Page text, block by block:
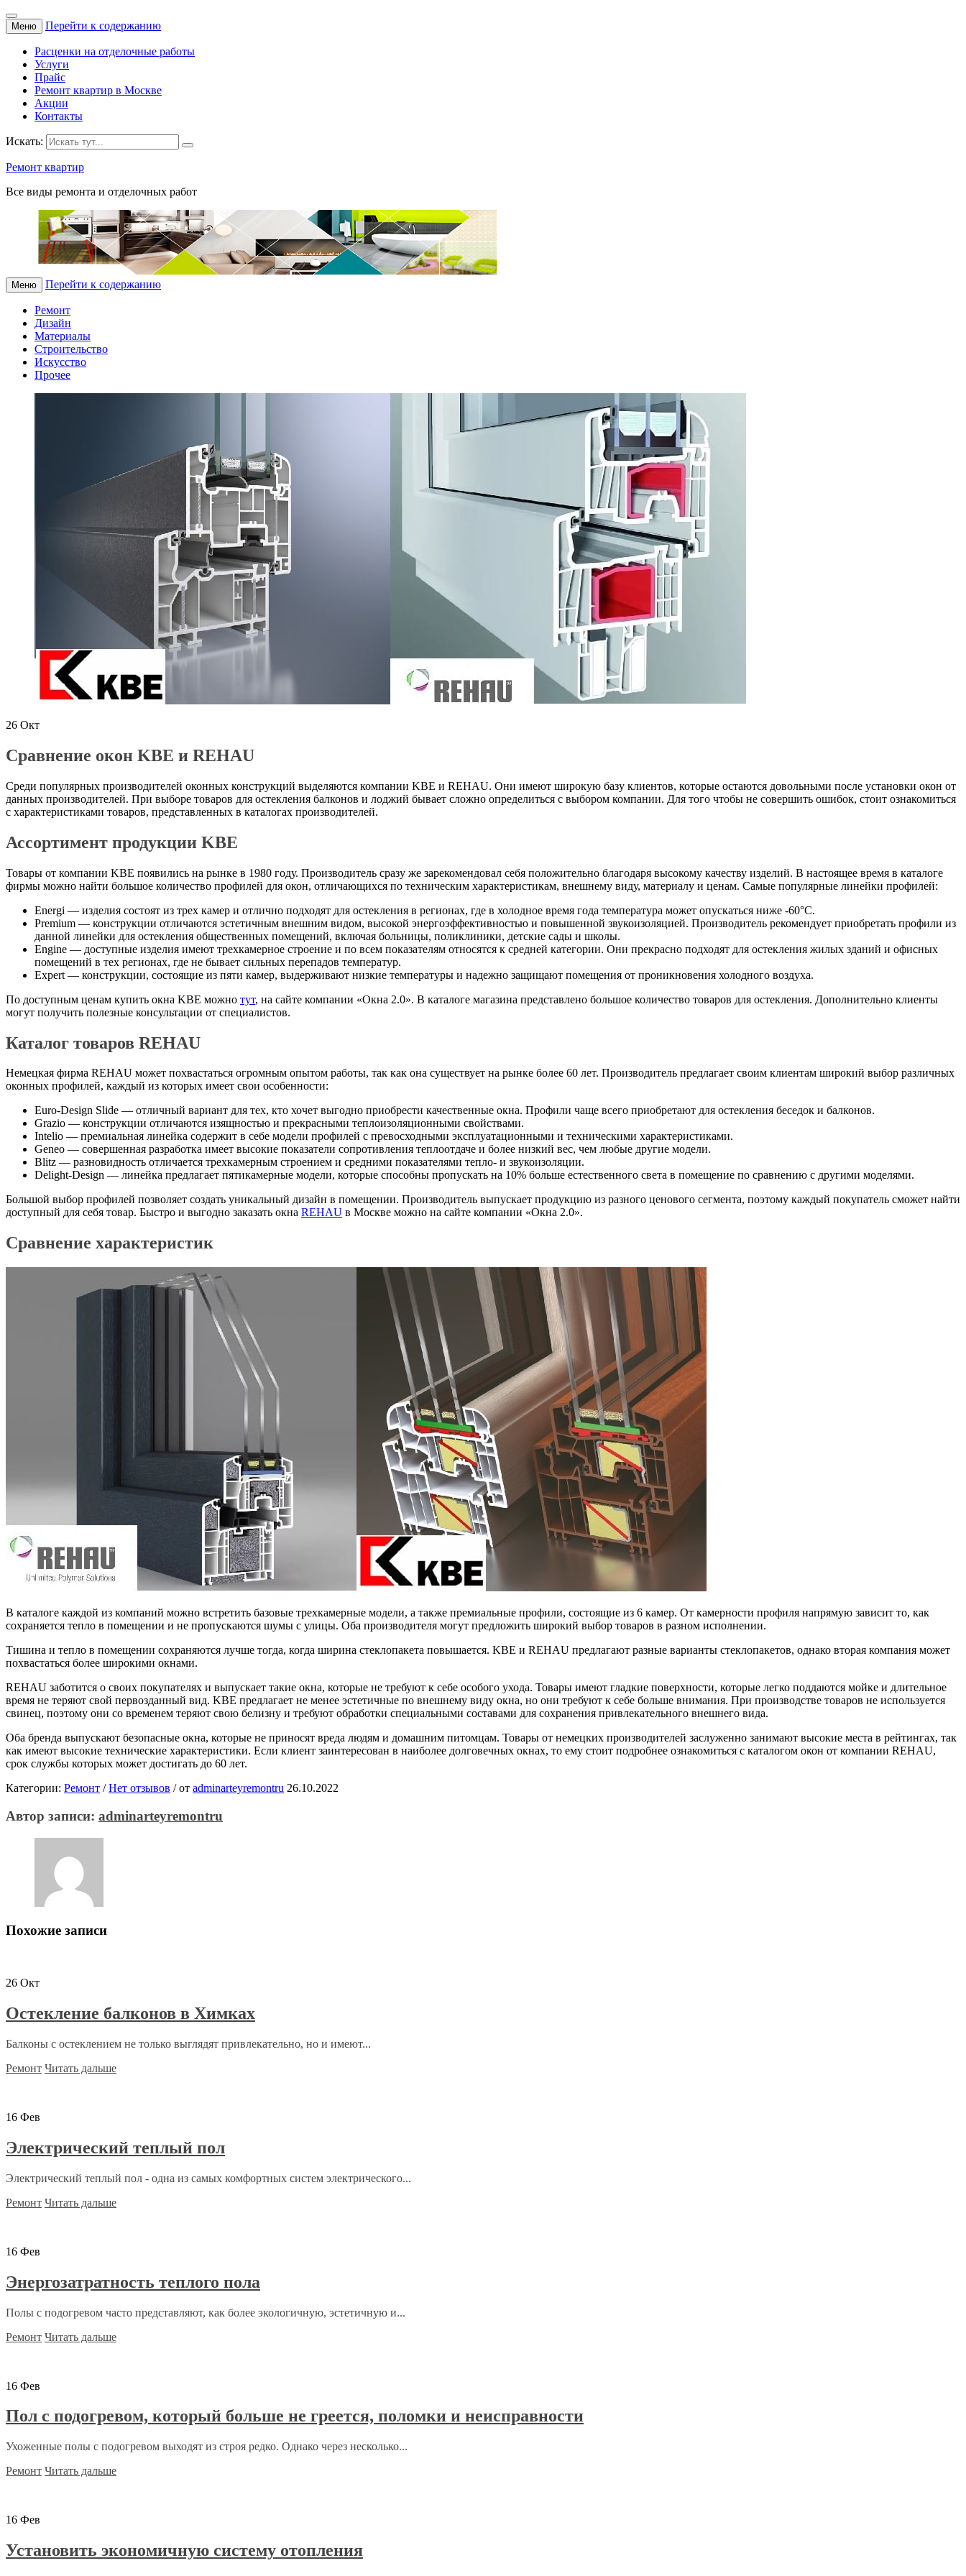
Меню Перейти к содержанию
Расценки на отделочные работы
Услуги
Прайс
Ремонт квартир в Москве
Акции
Контакты
Искать:
Ремонт квартир
Все виды ремонта и отделочных работ
Меню Перейти к содержанию
Ремонт
Дизайн
Материалы
Строительство
Искусство
Прочее
26 Окт
Сравнение окон KBE и REHAU
Среди популярных производителей оконных конструкций выделяются компании KBE и REHAU. Они имеют широкую базу клиентов, которые остаются довольными после установки окон от
данных производителей. При выборе товаров для остекления балконов и лоджий бывает сложно определиться с выбором компании. Для того чтобы не совершить ошибок, стоит ознакомиться
с характеристиками товаров, представленных в каталогах производителей.
Ассортимент продукции KBE
Товары от компании KBE появились на рынке в 1980 году. Производитель сразу же зарекомендовал себя положительно благодаря высокому качеству изделий. В настоящее время в каталоге
фирмы можно найти большое количество профилей для окон, отличающихся по техническим характеристикам, внешнему виду, материалу и ценам. Самые популярные линейки профилей:
Energi — изделия состоят из трех камер и отлично подходят для остекления в регионах, где в холодное время года температура может опускаться ниже -60°С.
Premium — конструкции отличаются эстетичным внешним видом, высокой энергоэффективностью и повышенной звукоизоляцией. Производитель рекомендует приобретать профили из
данной линейки для остекления общественных помещений, включая больницы, поликлиники, детские сады и школы.
Engine — доступные изделия имеют трехкамерное строение и по всем показателям относятся к средней категории. Они прекрасно подходят для остекления жилых зданий и офисных
помещений в тех регионах, где не бывает сильных перепадов температур.
Expert — конструкции, состоящие из пяти камер, выдерживают низкие температуры и надежно защищают помещения от проникновения холодного воздуха.
По доступным ценам купить окна KBE можно тут, на сайте компании «Окна 2.0». В каталоге магазина представлено большое количество товаров для остекления. Дополнительно клиенты
могут получить полезные консультации от специалистов.
Каталог товаров REHAU
Немецкая фирма REHAU может похвастаться огромным опытом работы, так как она существует на рынке более 60 лет. Производитель предлагает своим клиентам широкий выбор различных
оконных профилей, каждый из которых имеет свои особенности:
Euro-Design Slide — отличный вариант для тех, кто хочет выгодно приобрести качественные окна. Профили чаще всего приобретают для остекления беседок и балконов.
Grazio — конструкции отличаются изящностью и прекрасными теплоизоляционными свойствами.
Intelio — премиальная линейка содержит в себе модели профилей с превосходными эксплуатационными и техническими характеристиками.
Geneo — совершенная разработка имеет высокие показатели сопротивления теплоотдаче и более низкий вес, чем любые другие модели.
Blitz — разновидность отличается трехкамерным строением и средними показателями тепло- и звукоизоляции.
Delight-Design — линейка предлагает пятикамерные модели, которые способны пропускать на 10% больше естественного света в помещение по сравнению с другими моделями.
Большой выбор профилей позволяет создать уникальный дизайн в помещении. Производитель выпускает продукцию из разного ценового сегмента, поэтому каждый покупатель сможет найти
доступный для себя товар. Быстро и выгодно заказать окна REHAU в Москве можно на сайте компании «Окна 2.0».
Сравнение характеристик
В каталоге каждой из компаний можно встретить базовые трехкамерные модели, а также премиальные профили, состоящие из 6 камер. От камерности профиля напрямую зависит то, как
сохраняется тепло в помещении и не пропускаются шумы с улицы. Оба производителя могут предложить широкий выбор товаров в разном исполнении.
Тишина и тепло в помещении сохраняются лучше тогда, когда ширина стеклопакета повышается. KBE и REHAU предлагают разные варианты стеклопакетов, однако вторая компания может
похвастаться более широкими окнами.
REHAU заботится о своих покупателях и выпускает такие окна, которые не требуют к себе особого ухода. Товары имеют гладкие поверхности, которые легко поддаются мойке и длительное
время не теряют свой первозданный вид. KBE предлагает не менее эстетичные по внешнему виду окна, но они требуют к себе больше внимания. При производстве товаров не используется
свинец, поэтому они со временем теряют свою белизну и требуют обработки специальными составами для сохранения привлекательного внешнего вида.
Оба бренда выпускают безопасные окна, которые не приносят вреда людям и домашним питомцам. Товары от немецких производителей заслуженно занимают высокие места в рейтингах, так
как имеют высокие технические характеристики. Если клиент заинтересован в наиболее долговечных окнах, то ему стоит подробнее ознакомиться с каталогом окон от компании REHAU,
срок службы которых может достигать до 60 лет.
Категории: Ремонт / Нет отзывов /от adminarteyremontru 26.10.2022
Автор записи: adminarteyremontru
Похожие записи
26 Окт
Остекление балконов в Химках
Балконы с остеклением не только выглядят привлекательно, но и имеют...
Ремонт Читать дальше
16 Фев
Электрический теплый пол
Электрический теплый пол - одна из самых комфортных систем электрического...
Ремонт Читать дальше
16 Фев
Энергозатратность теплого пола
Полы с подогревом часто представляют, как более экологичную, эстетичную и...
Ремонт Читать дальше
16 Фев
Пол с подогревом, который больше не греется, поломки и неисправности
Ухоженные полы с подогревом выходят из строя редко. Однако через несколько...
Ремонт Читать дальше
16 Фев
Установить экономичную систему отопления